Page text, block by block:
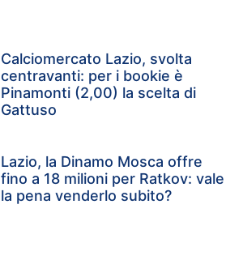
Calciomercato Lazio, svolta
centravanti: per i bookie è
Pinamonti (2,00) la scelta di
Gattuso
Lazio, la Dinamo Mosca offre
fino a 18 milioni per Ratkov: vale
la pena venderlo subito?